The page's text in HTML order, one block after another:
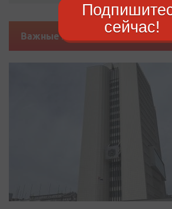
Важные новости
сейчас!